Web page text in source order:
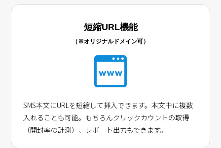
短縮URL機能
（※オリジナルドメイン可）
SMS本文にURLを短縮して挿入できます。本文中に複数
入れることも可能。もちろんクリックカウントの取得
（開封率の計測）、レポート出力もできます。